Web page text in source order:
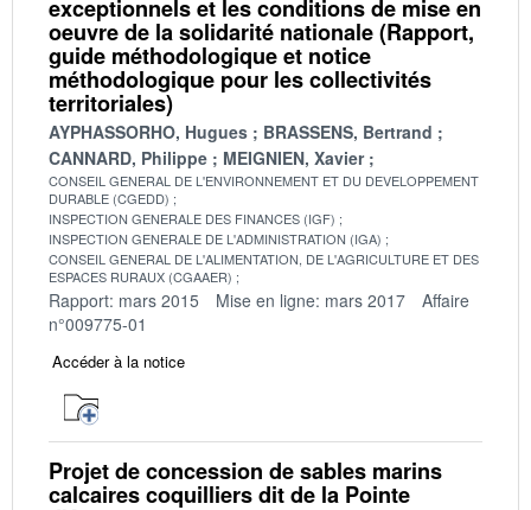
exceptionnels et les conditions de mise en
oeuvre de la solidarité nationale (Rapport,
guide méthodologique et notice
méthodologique pour les collectivités
territoriales)
AYPHASSORHO, Hugues
BRASSENS, Bertrand
CANNARD, Philippe
MEIGNIEN, Xavier
CONSEIL GENERAL DE L'ENVIRONNEMENT ET DU DEVELOPPEMENT
DURABLE (CGEDD)
INSPECTION GENERALE DES FINANCES (IGF)
INSPECTION GENERALE DE L'ADMINISTRATION (IGA)
CONSEIL GENERAL DE L'ALIMENTATION, DE L'AGRICULTURE ET DES
ESPACES RURAUX (CGAAER)
Rapport: mars 2015 Mise en ligne: mars 2017
Affaire
n°009775-01
Accéder à la notice
Projet de concession de sables marins
calcaires coquilliers dit de la Pointe